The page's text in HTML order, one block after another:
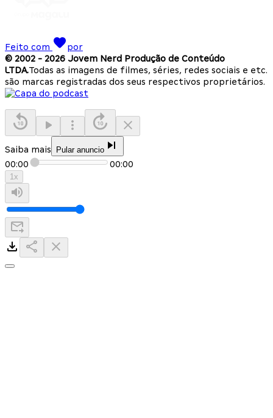
Feito com
por
© 2002 - 2026 Jovem Nerd Produção de Conteúdo
LTDA.Todas as imagens de filmes, séries, redes sociais e etc.
são marcas registradas dos seus respectivos proprietários.
Saiba mais Pular anuncio
00:00 00:00
1x